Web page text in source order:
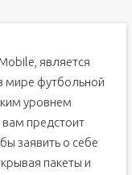
является
мире футбольной
уровнем
предстоит
заявить о себе
пакеты и